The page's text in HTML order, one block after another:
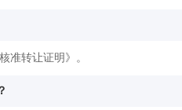
准转让证明》。